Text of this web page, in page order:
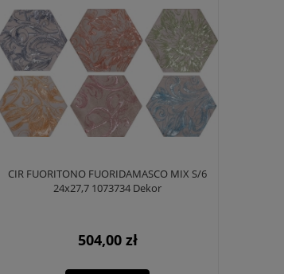
CIR FUORITONO FUORIDAMASCO MIX S/6
24x27,7 1073734 Dekor
504,00 zł